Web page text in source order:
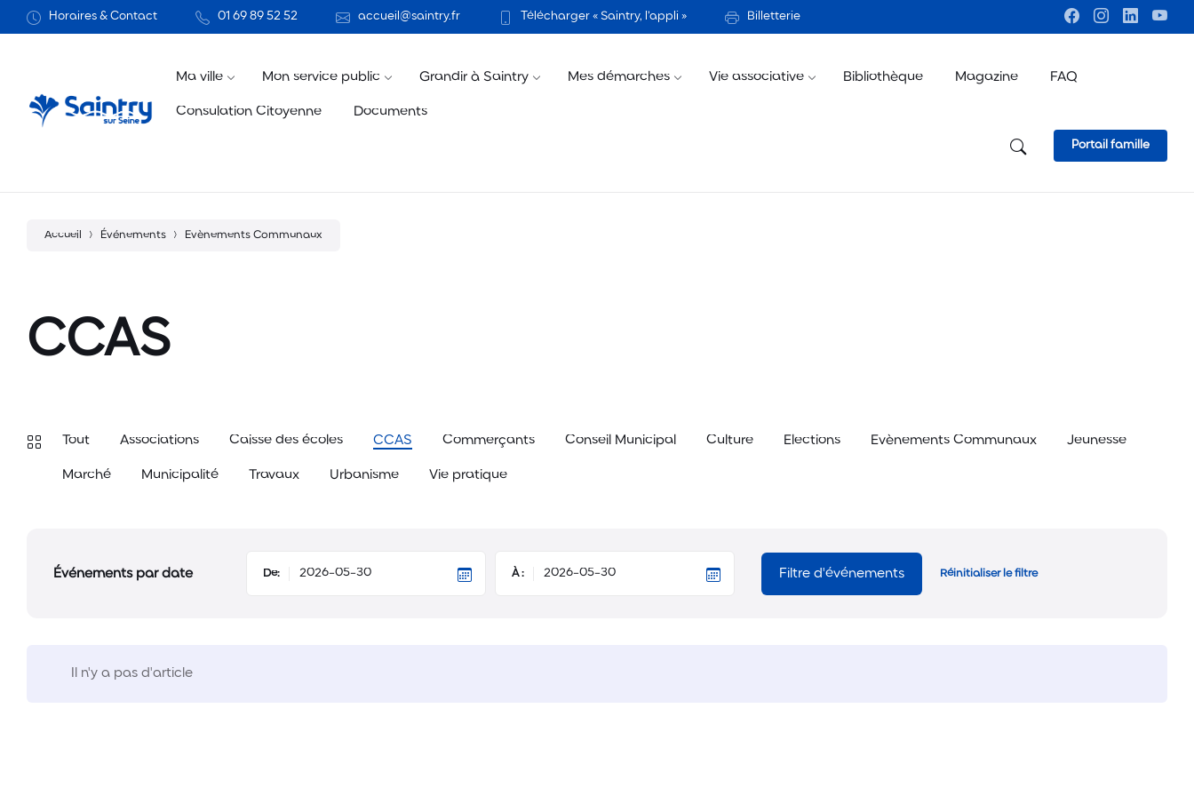
Horaires & Contact 01 69 89 52 52 accueil@saintry.fr Télécharger « Saintry, l’appli » Billetterie
Ma ville Mon service public Grandir à Saintry Mes démarches Vie associative Bibliothèque Magazine FAQ
Consulation Citoyenne Documents
Portail famille
Accueil Événements Evènements Communaux
CCAS
Tout Associations Caisse des écoles CCAS Commerçants Conseil Municipal Culture Elections Evènements Communaux Jeunesse
Marché Municipalité Travaux Urbanisme Vie pratique
Événements par date De: À : Filtre d'événements Réinitialiser le filtre
Il n'y a pas d'article